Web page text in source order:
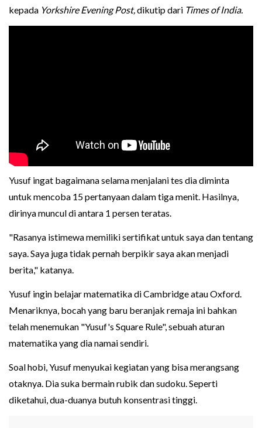
kepada Yorkshire Evening Post,dikutip dari Times of India.
Yusuf ingat bagaimana selama menjalani tes dia diminta
untuk mencoba 15 pertanyaan dalam tiga menit. Hasilnya,
dirinya muncul di antara 1 persen teratas.
"Rasanya istimewa memiliki sertifikat untuk saya dan tentang
saya. Saya juga tidak pernah berpikir saya akan menjadi
berita," katanya.
Yusuf ingin belajar matematika di Cambridge atau Oxford.
Menariknya, bocah yang baru beranjak remaja ini bahkan
telah menemukan "Yusuf's Square Rule", sebuah aturan
matematika yang dia namai sendiri.
Soal hobi, Yusuf menyukai kegiatan yang bisa merangsang
otaknya. Dia suka bermain rubik dan sudoku. Seperti
diketahui, dua-duanya butuh konsentrasi tinggi.